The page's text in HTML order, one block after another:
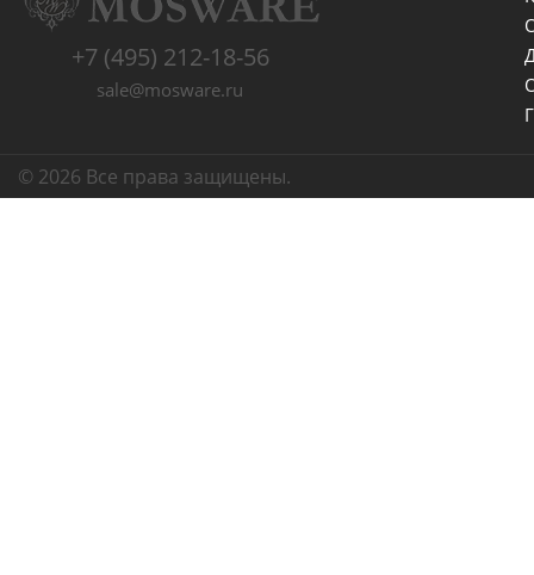
+7 (495) 212-18-56
sale@mosware.ru
© 2026 Все права защищены.